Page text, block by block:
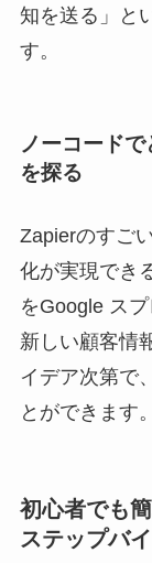
知を送る」と
す。
ノーコード
を探る
Zapierのすご
化が実現でき
をGoogle ス
新しい顧客情
イデア次第で
とができます。
初心者でも
ステップバ